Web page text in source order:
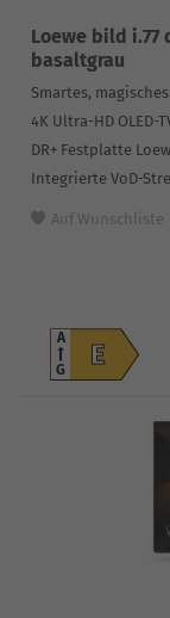
Loewe bild i.77
basaltgrau
Smartes,
4K Ultra-HD OLED-
DR+ Festplatte
Integrierte VoD-
Auf Wunschliste
E
A
G